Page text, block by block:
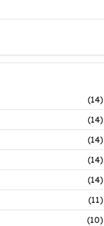
(14)
(14)
(14)
(14)
(14)
(11)
(10)